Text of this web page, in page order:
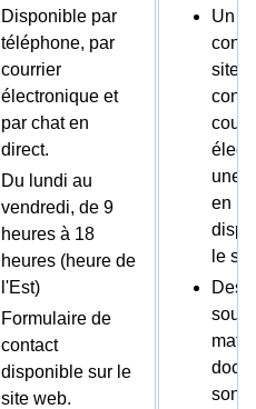
Disponible par
téléphone, par
courrier
électronique et
par chat en
direct.
Du lundi au
vendredi, de 9
heures à 18
heures (heure de
l'Est)
Formulaire de
contact
disponible sur le
site web.
Un
site
une
en
le
Des
sont